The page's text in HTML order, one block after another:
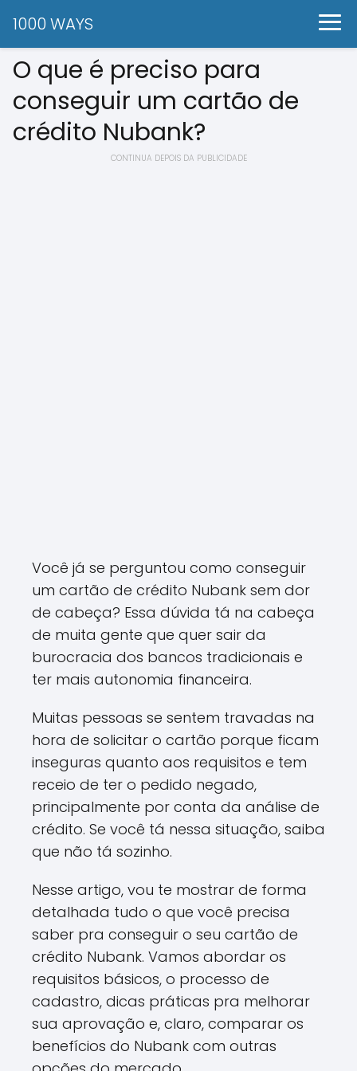
1000 WAYS
O que é preciso para
conseguir um cartão de
crédito Nubank?
CONTINUA DEPOIS DA PUBLICIDADE
Você já se perguntou como conseguir
um cartão de crédito Nubank sem dor
de cabeça? Essa dúvida tá na cabeça
de muita gente que quer sair da
burocracia dos bancos tradicionais e
ter mais autonomia financeira.
Muitas pessoas se sentem travadas na
hora de solicitar o cartão porque ficam
inseguras quanto aos requisitos e tem
receio de ter o pedido negado,
principalmente por conta da análise de
crédito. Se você tá nessa situação, saiba
que não tá sozinho.
Nesse artigo, vou te mostrar de forma
detalhada tudo o que você precisa
saber pra conseguir o seu cartão de
crédito Nubank. Vamos abordar os
requisitos básicos, o processo de
cadastro, dicas práticas pra melhorar
sua aprovação e, claro, comparar os
benefícios do Nubank com outras